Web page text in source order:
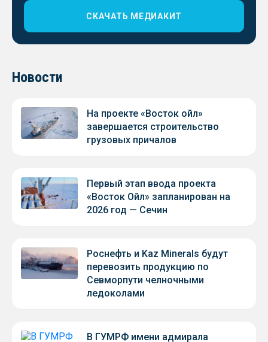
СКАЧАТЬ МЕДИАКИТ
Новости
На проекте «Восток ойл»
завершается строительство
грузовых причалов
Первый этап ввода проекта
«Восток Ойл» запланирован на
2026 год — Сечин
Роснефть и Kaz Minerals будут
перевозить продукцию по
Севморпути челночными
ледоколами
В ГУМРФ имени адмирала